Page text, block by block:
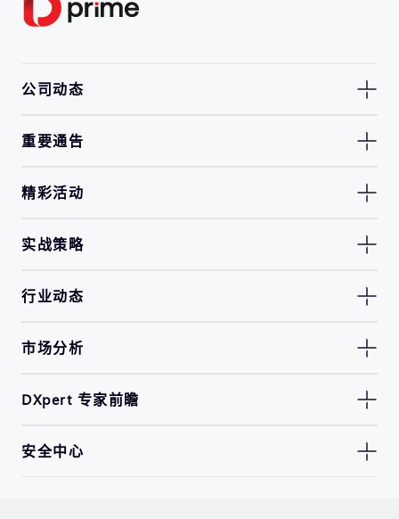
公司动态
重要通告
精彩活动
实战策略
行业动态
市场分析
DXpert 专家前瞻
安全中心